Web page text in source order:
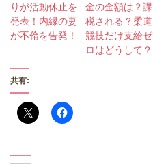
りが活動休止を
発表！内縁の妻
が不倫を告発！
金の金額は？課
税される？柔道
競技だけ支給ゼ
ロはどうして？
共有: